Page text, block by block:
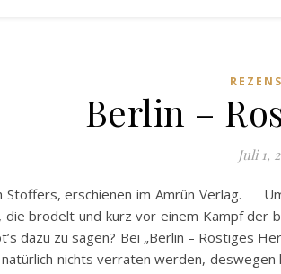
Berlin –
Juli 1,
Stoffers, erschienen im Amrûn Verlag.
brodelt und kurz vor einem Kampf
dazu zu sagen? Bei „Berlin – Rostiges
nichts verraten werden, deswegen